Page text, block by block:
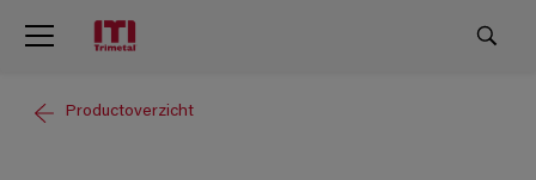
Productoverzicht